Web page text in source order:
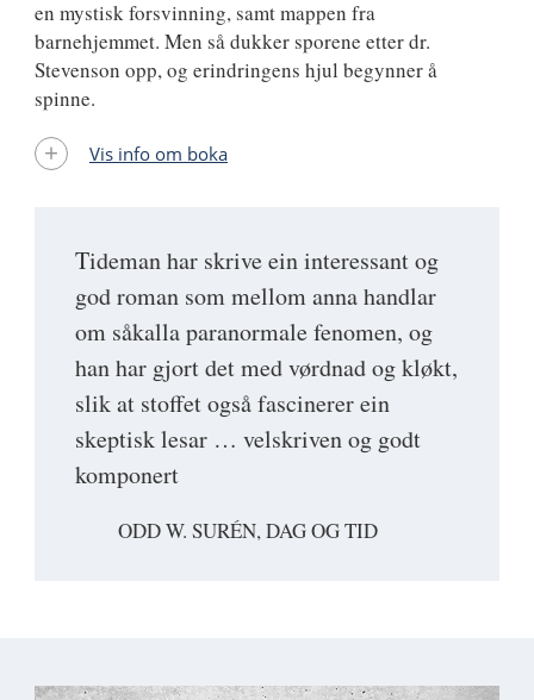
Tideman har skrive ein interessant og
god roman som mellom anna handlar
om såkalla paranormale fenomen, og
han har gjort det med vørdnad og kløkt,
slik at stoffet også fascinerer ein
skeptisk lesar … velskriven og godt
komponert
ODD W. SURÉN, DAG OG TID
en mystisk forsvinning, samt mappen fra
barnehjemmet. Men så dukker sporene etter dr.
Stevenson opp, og erindringens hjul begynner å
spinne.
Vis info om boka